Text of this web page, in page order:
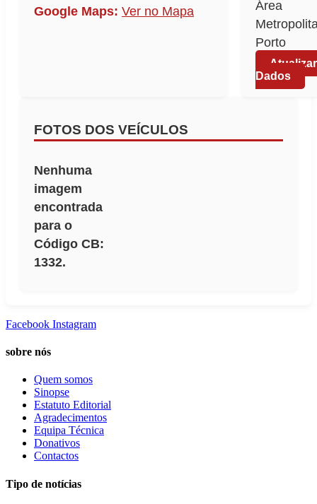
Google Maps: Ver no Mapa
Área
Porto
Atualizar
Dados
FOTOS DOS VEÍCULOS
Nenhuma
imagem
encontrada
para o
Código CB:
1332.
Facebook Instagram
sobre nós
Quem somos
Sinopse
Estatuto Editorial
Agradecimentos
Equipa Técnica
Donativos
Contactos
Tipo de notícias